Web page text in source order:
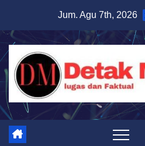
content
Jum. Agu 7th, 2026